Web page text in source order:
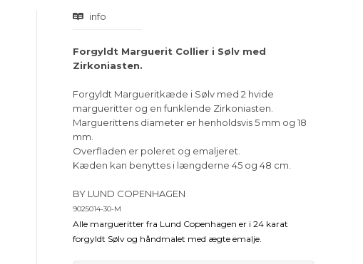
info
Forgyldt Marguerit Collier i Sølv med
Zirkoniasten.
Forgyldt Margueritkæde i Sølv med 2 hvide
margueritter og en funklende Zirkoniasten.
Marguerittens diameter er henholdsvis 5 mm og 18
mm.
Overfladen er poleret og emaljeret.
Kæden kan benyttes i længderne 45 og 48 cm.
BY LUND COPENHAGEN
9025014-30-M
Alle margueritter fra Lund Copenhagen er i 24 karat
forgyldt Sølv og håndmalet med ægte emalje.